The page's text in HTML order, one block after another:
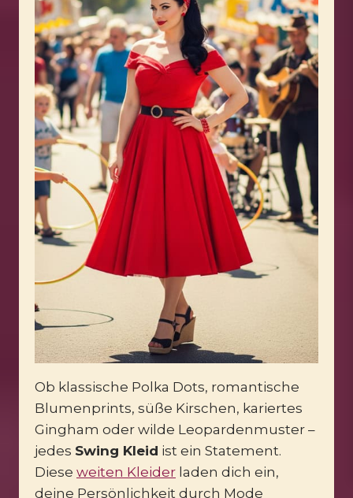
Ob klassische Polka Dots, romantische
Blumenprints, süße Kirschen, kariertes
Gingham oder wilde Leopardenmuster –
jedes Swing Kleid ist ein Statement.
Diese weiten Kleider laden dich ein,
deine Persönlichkeit durch Mode